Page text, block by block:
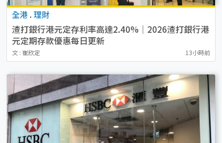
全港 . 理財
渣打銀行港元定存利率高達2.40%｜2026渣打銀行港
元定期存款優惠每日更新
文 : 崔欣定 13小時前